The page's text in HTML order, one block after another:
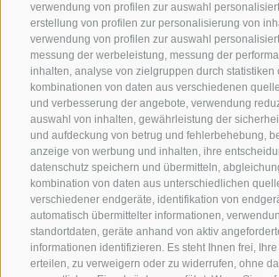
verwendung von profilen zur auswahl
erstellung von profilen zur personalisierung von
verwendung von profilen zur auswahl
messung der werbeleistung, messung der
inhalten, analyse von zielgruppen durch statistiken
kombinationen von daten aus verschiedenen
und verbesserung der angebote, verwendung
auswahl von inhalten, gewährleistung der
und aufdeckung von betrug und fehlerbehebung,
anzeige von werbung und inhalten, ihre
datenschutz speichern und übermitteln,
kombination von daten aus unterschiedlichen
verschiedener endgeräte, identifikation von
automatisch übermittelter informationen,
standortdaten, geräte anhand von aktiv
informationen identifizieren. Es steht Ihnen frei,
erteilen, zu verweigern oder zu widerrufen, ohne
KONTAKTIERE
+39 0472 765 325
info@sterzing.com
NEWSLETTER